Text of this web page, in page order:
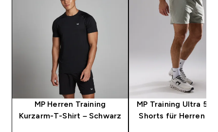
MP Herren Training
Kurzarm-T-Shirt – Schwarz
MP Training Ultra 5"
Shorts für Herren –